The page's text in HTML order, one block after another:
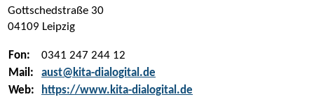
Gottschedstraße 30
04109 Leipzig
Fon:
0341 247 244 12
Mail:
aust@kita-dialogital.de
Web:
https://www.kita-dialogital.de